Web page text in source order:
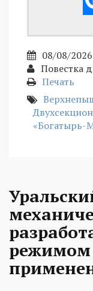
08/08/
Повестка
Печать
«Богатырь-